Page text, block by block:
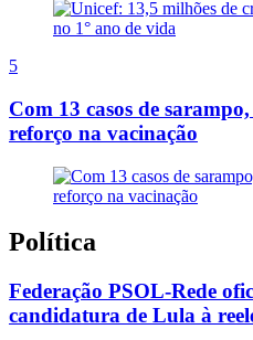
5
Com 13 casos de
reforço na vacinação
Política
Federação PSOL-Rede
candidatura de Lula à